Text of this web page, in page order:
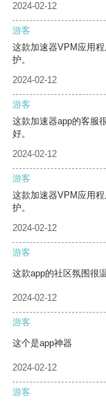
2024-02-12
游客
这款加速器VPM应用
护。
2024-02-12
游客
这款加速器app的客服
好。
2024-02-12
游客
这款加速器VPM应用
护。
2024-02-12
游客
这款app的社区氛围很
2024-02-12
游客
这个是app神器
2024-02-12
游客